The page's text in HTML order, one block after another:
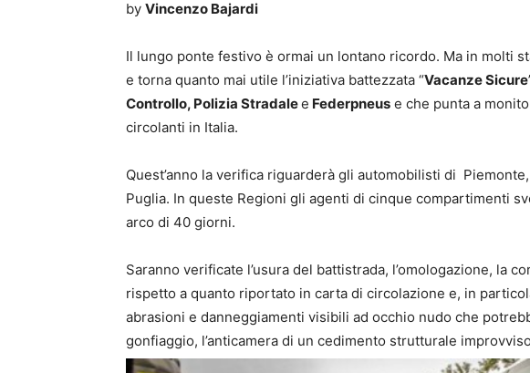
by Vincenzo Bajardi
Il lungo ponte festivo è ormai un lontano ricordo. Ma in molti
e torna quanto mai utile l’iniziativa battezzata “Vacanze Sicure
Controllo, Polizia Stradalee Federpneus e che punta a
circolanti in Italia.
Quest’anno la verifica riguarderà gli automobilisti di
Puglia. In queste Regioni gli agenti di cinque compartimenti
arco di 40 giorni.
Saranno verificate l’usura del battistrada, l’omologazione, la
rispetto a quanto riportato in carta di circolazione e, in
abrasioni e danneggiamenti visibili ad occhio nudo che
gonfiaggio, l’anticamera di un cedimento strutturale